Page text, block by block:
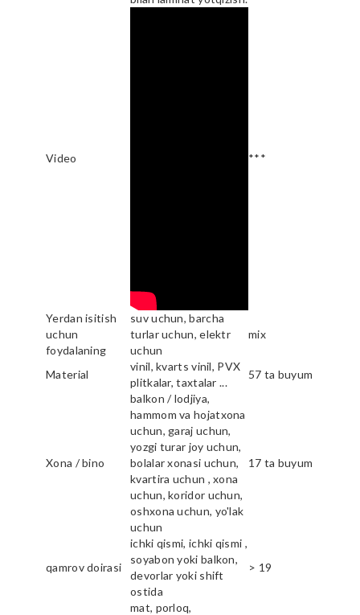
Video ***
Yerdan isitish
uchun
foydalaning
suv uchun, barcha
turlar uchun, elektr
uchun
mix
Material
vinil, kvarts vinil, PVX
plitkalar, taxtalar ...
57 ta buyum
Xona / bino
balkon / lodjiya,
hammom va hojatxona
uchun, garaj uchun,
yozgi turar joy uchun,
bolalar xonasi uchun,
kvartira uchun , xona
uchun, koridor uchun,
oshxona uchun, yo'lak
uchun
17 ta buyum
qamrov doirasi
ichki qismi, ichki qismi ,
soyabon yoki balkon,
devorlar yoki shift
ostida
> 19
mat, porloq,